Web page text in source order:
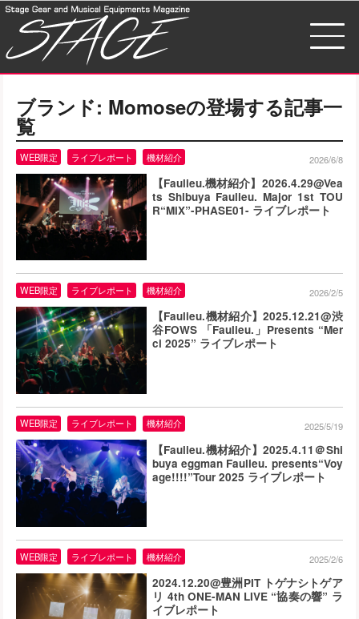
ブランド: Momoseの登場する記事一
覧
【Faulieu.機材紹介】2026.4.29@Vea
ts Shibuya Faulieu. Major 1st TOU
R“MiX”-PHASE01- ライブレポート
WEB限定 ライブレポート 機材紹介 2026/6/8
【Faulieu.機材紹介】2025.12.21@渋
谷FOWS 「Faulieu.」Presents “Mer
ci 2025” ライブレポート
WEB限定 ライブレポート 機材紹介 2026/2/5
【Faulieu.機材紹介】2025.4.11＠Shi
buya eggman Faulieu. presents“Voy
age!!!!”Tour 2025 ライブレポート
WEB限定 ライブレポート 機材紹介 2025/5/19
2024.12.20@豊洲PIT トゲナシトゲア
リ 4th ONE-MAN LIVE “協奏の響” ラ
イブレポート
WEB限定 ライブレポート 機材紹介 2025/2/6